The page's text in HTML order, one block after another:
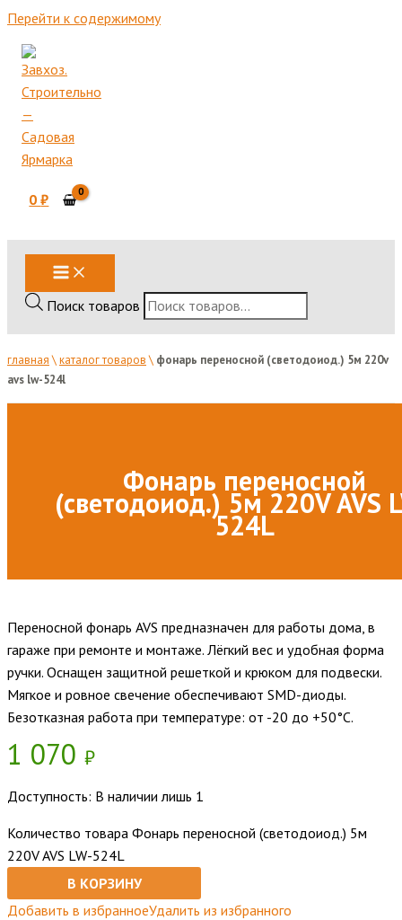
Перейти к содержимому
0₽
Поиск товаров
главная\каталог товаров\ фонарь переносной (светодоиод.) 5м 220v
avs lw-524l
Фонарь переносной
(светодоиод.) 5м 220V AVS
524L
Переносной фонарь AVS предназначен для работы дома, в
гараже при ремонте и монтаже. Лёгкий вес и удобная форма
ручки. Оснащен защитной решеткой и крюком для подвески.
Мягкое и ровное свечение обеспечивают SMD-диоды.
Безотказная работа при температуре: от -20 до +50°C.
1 070 ₽
Доступность: В наличии лишь 1
Количество товара Фонарь переносной (светодоиод.) 5м
220V AVS LW-524L
В КОРЗИНУ
Добавить в избранноеУдалить из избранного